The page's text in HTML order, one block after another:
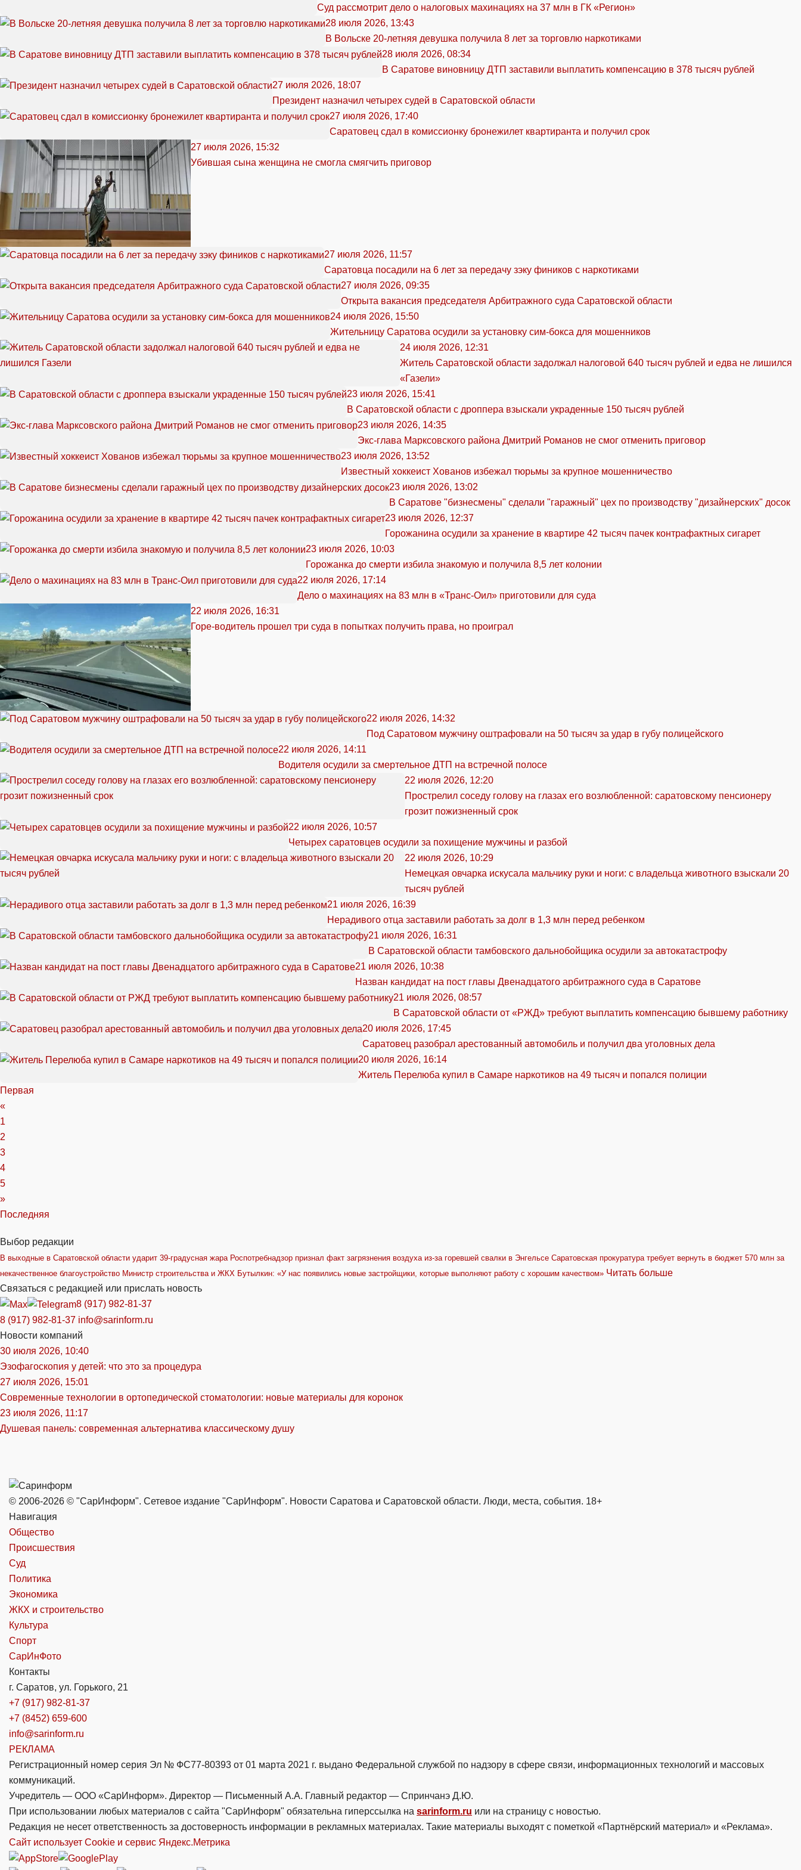
Суд рассмотрит дело о налоговых махинациях на 37 млн в ГК «Регион»
28 июля 2026, 13:43
В Вольске 20-летняя девушка получила 8 лет за торговлю наркотиками
28 июля 2026, 08:34
В Саратове виновницу ДТП заставили выплатить компенсацию в 378 тысяч рублей
27 июля 2026, 18:07
Президент назначил четырех судей в Саратовской области
27 июля 2026, 17:40
Саратовец сдал в комиссионку бронежилет квартиранта и получил срок
27 июля 2026, 15:32
Убившая сына женщина не смогла смягчить приговор
27 июля 2026, 11:57
Саратовца посадили на 6 лет за передачу зэку фиников с наркотиками
27 июля 2026, 09:35
Открыта вакансия председателя Арбитражного суда Саратовской области
24 июля 2026, 15:50
Жительницу Саратова осудили за установку сим-бокса для мошенников
24 июля 2026, 12:31
Житель Саратовской области задолжал налоговой 640 тысяч рублей и едва не лишился
«Газели»
23 июля 2026, 15:41
В Саратовской области с дроппера взыскали украденные 150 тысяч рублей
23 июля 2026, 14:35
Экс-глава Марксовского района Дмитрий Романов не смог отменить приговор
23 июля 2026, 13:52
Известный хоккеист Хованов избежал тюрьмы за крупное мошенничество
23 июля 2026, 13:02
В Саратове "бизнесмены" сделали "гаражный" цех по производству "дизайнерских" досок
23 июля 2026, 12:37
Горожанина осудили за хранение в квартире 42 тысяч пачек контрафактных сигарет
23 июля 2026, 10:03
Горожанка до смерти избила знакомую и получила 8,5 лет колонии
22 июля 2026, 17:14
Дело о махинациях на 83 млн в «Транс-Оил» приготовили для суда
22 июля 2026, 16:31
Горе-водитель прошел три суда в попытках получить права, но проиграл
22 июля 2026, 14:32
Под Саратовом мужчину оштрафовали на 50 тысяч за удар в губу полицейского
22 июля 2026, 14:11
Водителя осудили за смертельное ДТП на встречной полосе
22 июля 2026, 12:20
Прострелил соседу голову на глазах его возлюбленной: саратовскому пенсионеру
грозит пожизненный срок
22 июля 2026, 10:57
Четырех саратовцев осудили за похищение мужчины и разбой
22 июля 2026, 10:29
Немецкая овчарка искусала мальчику руки и ноги: с владельца животного взыскали 20
тысяч рублей
21 июля 2026, 16:39
Нерадивого отца заставили работать за долг в 1,3 млн перед ребенком
21 июля 2026, 16:31
В Саратовской области тамбовского дальнобойщика осудили за автокатастрофу
21 июля 2026, 10:38
Назван кандидат на пост главы Двенадцатого арбитражного суда в Саратове
21 июля 2026, 08:57
В Саратовской области от «РЖД» требуют выплатить компенсацию бывшему работнику
20 июля 2026, 17:45
Саратовец разобрал арестованный автомобиль и получил два уголовных дела
20 июля 2026, 16:14
Житель Перелюба купил в Самаре наркотиков на 49 тысяч и попался полиции
Первая
«
1
2
3
4
5
»
Последняя
Выбор редакции
В выходные в Саратовской области ударит 39-градусная жара Роспотребнадзор признал факт загрязнения воздуха из-за горевшей свалки в Энгельсе Саратовская прокуратура требует вернуть в бюджет 570 млн за
некачественное благоустройство Министр строительства и ЖКХ Бутылкин: «У нас появились новые застройщики, которые выполняют работу с хорошим качеством» Читать больше
Связаться с редакцией или прислать новость
8 (917) 982-81-37
8 (917) 982-81-37 info@sarinform.ru
Новости компаний
30 июля 2026, 10:40
Эзофагоскопия у детей: что это за процедура
27 июля 2026, 15:01
Современные технологии в ортопедической стоматологии: новые материалы для коронок
23 июля 2026, 11:17
Душевая панель: современная альтернатива классическому душу
© 2006-2026 © "СарИнформ". Сетевое издание "СарИнформ". Новости Саратова и Саратовской области. Люди, места, события. 18+
Навигация
Общество
Происшествия
Суд
Политика
Экономика
ЖКХ и строительство
Культура
Спорт
СарИнФото
Контакты
г. Саратов, ул. Горького, 21
+7 (917) 982-81-37
+7 (8452) 659-600
info@sarinform.ru
РЕКЛАМА
Регистрационный номер серия Эл № ФС77-80393 от 01 марта 2021 г. выдано Федеральной службой по надзору в сфере связи, информационных технологий и массовых
коммуникаций.
Учредитель — ООО «СарИнформ». Директор — Письменный А.А. Главный редактор — Спринчанэ Д.Ю.
При использовании любых материалов с сайта "СарИнформ" обязательна гиперссылка на sarinform.ru или на страницу с новостью.
Редакция не несет ответственность за достоверность информации в рекламных материалах. Такие материалы выходят с пометкой «Партнёрский материал» и «Реклама».
Сайт использует Cookie и сервиc Яндекс.Метрика